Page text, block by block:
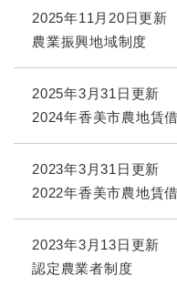
2025年11月20日更新
農業振興地域制度
2025年3月31日更新
2024年香美市農地賃
2023年3月31日更新
2022年香美市農地賃
2023年3月13日更新
認定農業者制度